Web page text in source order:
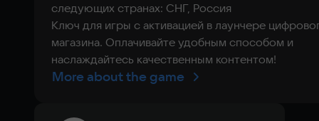
следующих странах: СНГ, Россия
Ключ для игры с активацией в лаунчере
магазина. Оплачивайте удобным способом и
наслаждайтесь качественным контентом!
More about the game